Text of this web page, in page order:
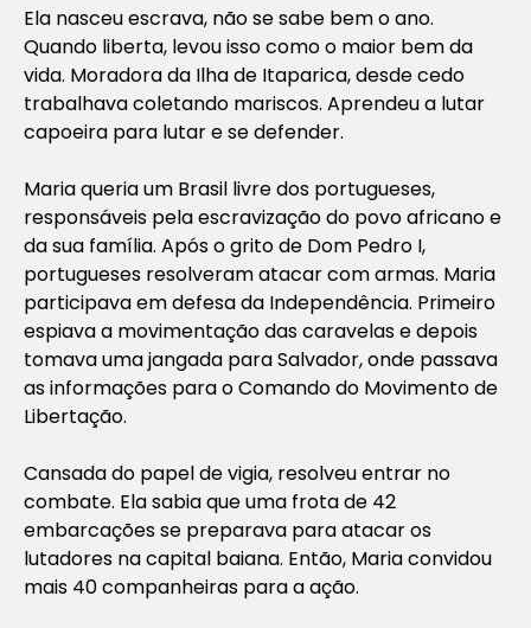
Ela nasceu escrava, não se sabe bem o ano.
Quando liberta, levou isso como o maior bem da
vida. Moradora da Ilha de Itaparica, desde cedo
trabalhava coletando mariscos. Aprendeu a lutar
capoeira para lutar e se defender.
Maria queria um Brasil livre dos portugueses,
responsáveis pela escravização do povo africano e
da sua família. Após o grito de Dom Pedro I,
portugueses resolveram atacar com armas. Maria
participava em defesa da Independência. Primeiro
espiava a movimentação das caravelas e depois
tomava uma jangada para Salvador, onde passava
as informações para o Comando do Movimento de
Libertação.
Cansada do papel de vigia, resolveu entrar no
combate. Ela sabia que uma frota de 42
embarcações se preparava para atacar os
lutadores na capital baiana. Então, Maria convidou
mais 40 companheiras para a ação.